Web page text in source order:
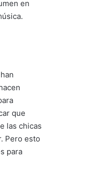
en
que
las chicas
Pero esto
para